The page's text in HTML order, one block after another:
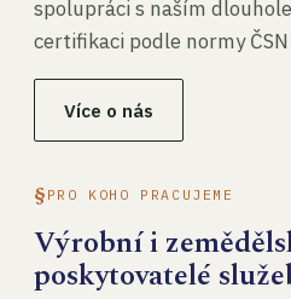
spolupráci s naším
certifikaci podle normy
Více o nás
PRO KOHO PRACUJEME
Výrobní i
poskytovatelé